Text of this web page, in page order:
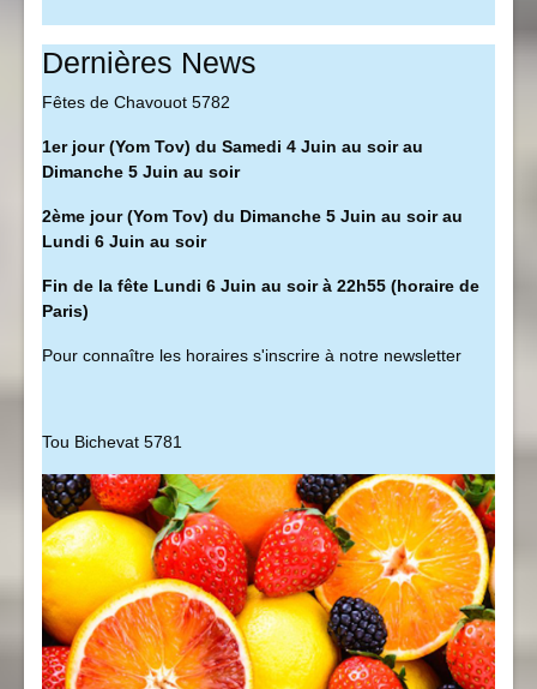
Dernières News
Fêtes de Chavouot 5782
1er jour (Yom Tov) du Samedi 4 Juin au soir au
Dimanche 5 Juin au soir
2ème jour (Yom Tov) du Dimanche 5 Juin au soir au
Lundi 6 Juin au soir
Fin de la fête Lundi 6 Juin au soir à 22h55 (horaire de
Paris)
Pour connaître les horaires s'inscrire à notre newsletter
Tou Bichevat 5781